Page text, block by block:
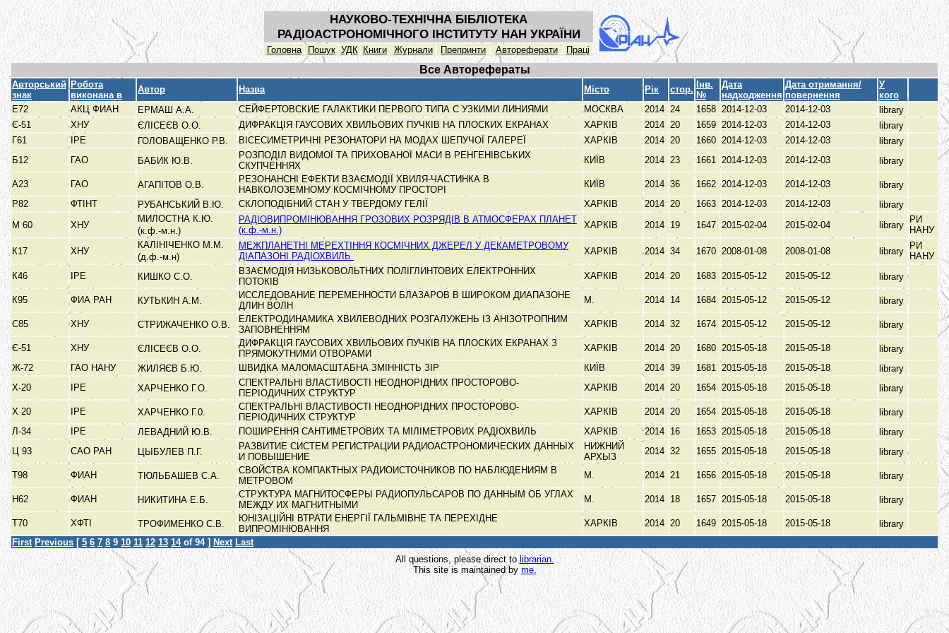
НАУКОВО-ТЕХНІЧНА БІБЛІОТЕКА
РАДІОАСТРОНОМІЧНОГО ІНСТИТУТУ НАН УКРАЇНИ
Головна Пошук УДК Книги Журнали Препринти Автореферати Праці
Все Авторефераты
Авторський
знак
Робота
виконана в
Автор Назва Місто Рік стор.
Інв.
№
Дата
надходження
Дата отримання/
повернення
У
кого
Е72
АКЦ ФИАН ЕРМАШ А.А. СЕЙФЕРТОВСКИЕ ГАЛАКТИКИ ПЕРВОГО ТИПА С УЗКИМИ ЛИНИЯМИ МОСКВА 2014 24 1658 2014-12-03 2014-12-03
library
Є-51
ХНУ ЄЛІСЕЄВ О.О. ДИФРАКЦІЯ ГАУСОВИХ ХВИЛЬОВИХ ПУЧКІВ НА ПЛОСКИХ ЕКРАНАХ ХАРКІВ 2014 20 1659 2014-12-03 2014-12-03
library
Г61
ІРЕ ГОЛОВАЩЕНКО Р.В. ВІСЕСИМЕТРИЧНІ РЕЗОНАТОРИ НА МОДАХ ШЕПУЧОЇ ГАЛЕРЕЇ ХАРКІВ 2014 20 1660 2014-12-03 2014-12-03
library
Б12
ГАО БАБИК Ю.В.
РОЗПОДІЛ ВИДОМОЇ ТА ПРИХОВАНОЇ МАСИ В РЕНГЕНІВСЬКИХ
СКУПЧЕННЯХ
КИЇВ 2014 23 1661 2014-12-03 2014-12-03 library
А23 ГАО АГАПІТОВ О.В.
РЕЗОНАНСНІ ЕФЕКТИ ВЗАЄМОДІЇ ХВИЛЯ-ЧАСТИНКА В
НАВКОЛОЗЕМНОМУ КОСМІЧНОМУ ПРОСТОРІ
КИЇВ 2014 36 1662 2014-12-03 2014-12-03
library
Р82
ФТІНТ РУБАНСЬКИЙ В.Ю. СКЛОПОДІБНИЙ СТАН У ТВЕРДОМУ ГЕЛІЇ ХАРКІВ 2014 20 1663 2014-12-03 2014-12-03
library
М 60
ХНУ
МИЛОСТНА К.Ю.
(к.ф.-м.н.)
РАДІОВИПРОМІНЮВАННЯ ГРОЗОВИХ РОЗРЯДІВ В АТМОСФЕРАХ ПЛАНЕТ
(к.ф.-м.н.)
ХАРКІВ 2014 19 1647 2015-02-04 2015-02-04 library
РИ
НАНУ
К17
ХНУ
КАЛІНІЧЕНКО М.М.
(д.ф.-м.н)
МЕЖПЛАНЕТНІ МЕРЕХТІННЯ КОСМІЧНИХ ДЖЕРЕЛ У ДЕКАМЕТРОВОМУ
ДІАПАЗОНІ РАДІОХВИЛЬ
ХАРКІВ 2014 34 1670 2008-01-08 2008-01-08 library
РИ
НАНУ
К46
ІРЕ КИШКО С.О.
ВЗАЄМОДІЯ НИЗЬКОВОЛЬТНИХ ПОЛІГЛИНТОВИХ ЕЛЕКТРОННИХ
ПОТОКІВ
ХАРКІВ 2014 20 1683 2015-05-12 2015-05-12 library
К95 ФИА РАН КУТЬКИН А.М.
ИССЛЕДОВАНИЕ ПЕРЕМЕННОСТИ БЛАЗАРОВ В ШИРОКОМ ДИАПАЗОНЕ
ДЛИН ВОЛН
М. 2014 14 1684 2015-05-12 2015-05-12 library
С85 ХНУ СТРИЖАЧЕНКО О.В.
ЕЛЕКТРОДИНАМИКА ХВИЛЕВОДНИХ РОЗГАЛУЖЕНЬ ІЗ АНІЗОТРОПНИМ
ЗАПОВНЕННЯМ
ХАРКІВ 2014 32 1674 2015-05-12 2015-05-12 library
Є-51 ХНУ ЄЛІСЕЄВ О.О.
ДИФРАКЦІЯ ГАУСОВИХ ХВИЛЬОВИХ ПУЧКІВ НА ПЛОСКИХ ЕКРАНАХ З
ПРЯМОКУТНИМИ ОТВОРАМИ
ХАРКІВ 2014 20 1680 2015-05-18 2015-05-18
library
Ж-72
ГАО НАНУ ЖИЛЯЄВ Б.Ю. ШВИДКА МАЛОМАСШТАБНА ЗМІННІСТЬ ЗІР КИЇВ 2014 39 1681 2015-05-18 2015-05-18
library
Х-20
ІРЕ ХАРЧЕНКО Г.О.
СПЕКТРАЛЬНІ ВЛАСТИВОСТІ НЕОДНОРІДНИХ ПРОСТОРОВО-
ПЕРІОДИЧНИХ СТРУКТУР
ХАРКІВ 2014 20 1654 2015-05-18 2015-05-18 library
Х 20 ІРЕ ХАРЧЕНКО Г.0.
СПЕКТРАЛЬНІ ВЛАСТИВОСТІ НЕОДНОРІДНИХ ПРОСТОРОВО-
ПЕРІОДИЧНИХ СТРУКТУР
ХАРКІВ 2014 20 1654 2015-05-18 2015-05-18
library
Л-34
ІРЕ ЛЕВАДНИЙ Ю.В. ПОШИРЕННЯ САНТИМЕТРОВИХ ТА МІЛІМЕТРОВИХ РАДІОХВИЛЬ ХАРКІВ 2014 16 1653 2015-05-18 2015-05-18
library
Ц 93
САО РАН ЦЫБУЛЕВ П.Г.
РАЗВИТИЕ СИСТЕМ РЕГИСТРАЦИИ РАДИОАСТРОНОМИЧЕСКИХ ДАННЫХ
И ПОВЫШЕНИЕ
НИЖНИЙ
АРХЫЗ
2014 32 1655 2015-05-18 2015-05-18 library
Т98 ФИАН ТЮЛЬБАШЕВ С.А.
СВОЙСТВА КОМПАКТНЫХ РАДИОИСТОЧНИКОВ ПО НАБЛЮДЕНИЯМ В
МЕТРОВОМ
М. 2014 21 1656 2015-05-18 2015-05-18 library
Н62 ФИАН НИКИТИНА Е.Б.
СТРУКТУРА МАГНИТОСФЕРЫ РАДИОПУЛЬСАРОВ ПО ДАННЫМ ОБ УГЛАХ
МЕЖДУ ИХ МАГНИТНЫМИ
М. 2014 18 1657 2015-05-18 2015-05-18 library
Т70 ХФТІ ТРОФИМЕНКО С.В.
ЮНІЗАЦІЙНІ ВТРАТИ ЕНЕРГІЇ ГАЛЬМІВНЕ ТА ПЕРЕХІДНЕ
ВИПРОМІНЮВАННЯ
ХАРКІВ 2014 20 1649 2015-05-18 2015-05-18
library
First Previous [ 5 6 7 8 9 10 11 12 13 14of 94 ] Next Last
All questions, please direct tolibrarian.
This site is maintained byme.